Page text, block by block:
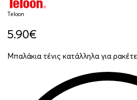
Teloon
5.90€
Μπαλάκια τένις κατάλληλα για